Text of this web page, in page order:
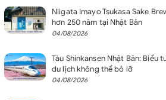
Niigata Imayo Tsukasa Sake
hơn 250 năm tại Nhật Bản
04/08/2026
Tàu Shinkansen Nhật Bản:
du lịch không thể bỏ lỡ
04/08/2026